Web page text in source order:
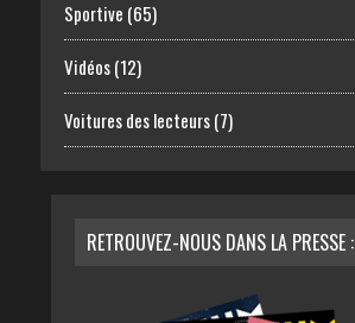
Sportive (65)
Vidéos(12)
Voitures des lecteurs(7)
RETROUVEZ-NOUS DANS LA PRESSE :